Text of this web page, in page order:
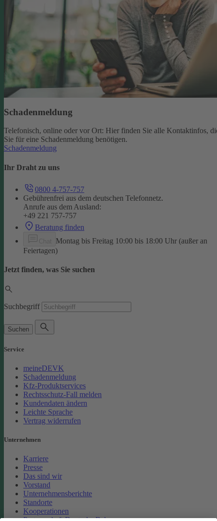
Schadenmeldung
Telefonisch, online oder vor Ort: Hier finden Sie alle Kontaktinfos,
Sie für eine Schadenmeldung benötigen.
Schadenmeldung
Ihr Draht zu uns
0800 4-757-757
Gebührenfrei aus dem deutschen Telefonnetz.
Anrufe aus dem Ausland:
+49 221 757-757
Beratung finden
Montag bis Freitag 10:00 bis 18:00 Uhr (außer an
Feiertagen)
Jetzt finden, was Sie suchen
Suchbegriff
Suchen
Service
meineDEVK
Schadenmeldung
Kfz-Produktservices
Rechtsschutz-Fall melden
Kundendaten ändern
Leichte Sprache
Vertrag widerrufen
Unternehmen
Karriere
Presse
Das sind wir
Vorstand
Unternehmensberichte
Standorte
Kooperationen